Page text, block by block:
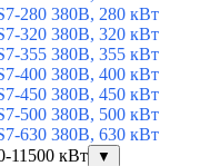
280 380В, 280 кВт
320 380В, 320 кВт
355 380В, 355 кВт
400 380В, 400 кВт
450 380В, 450 кВт
500 380В, 500 кВт
630 380В, 630 кВт
11500 кВт
▼